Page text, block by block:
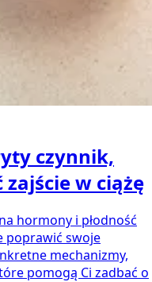
czynnik,
w ciążę
hormony i płodność
poprawić swoje
mechanizmy,
pomogą Ci zadbać o